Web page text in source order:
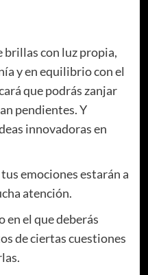
brillas con luz propia,
y en equilibrio con el
que podrás zanjar
pendientes. Y
innovadoras en
emociones estarán a
atención.
en el que deberás
de ciertas cuestiones